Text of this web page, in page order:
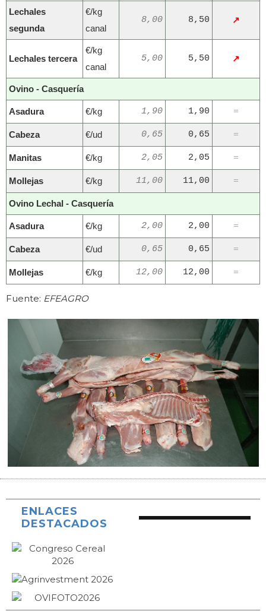
Lechales
segunda
€/kg
canal
8,00 8,50 ↗
Lechales tercera
€/kg
canal
5,00 5,50 ↗
Ovino - Casquería
Asadura €/kg 1,90 1,90 =
Cabeza €/ud 0,65 0,65 =
Manitas €/kg 2,05 2,05 =
Mollejas €/kg 11,00 11,00 =
Ovino Lechal - Casquería
Asadura €/kg 2,00 2,00 =
Cabeza €/ud 0,65 0,65 =
Mollejas €/kg 12,00 12,00 =
Fuente: EFEAGRO
ENLACES
DESTACADOS